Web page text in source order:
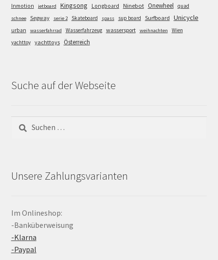
Inmotion jetboard Kingsong Longboard Ninebot Onewheel quad
schnee Segway serie 2 Skateboard spass sup board Surfboard Unicycle
urban wasserfahrrad Wasserfahrzeug wassersport weihnachten
Wien
yachttoy yachttoys Österreich
Suche auf der Webseite
Suchen
nach:
Unsere Zahlungsvarianten
Im Onlineshop:
-Banküberweisung
-Klarna
-Paypal